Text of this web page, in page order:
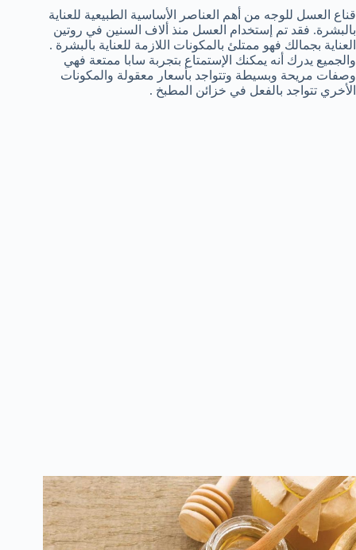
قناع العسل للوجه من أهم العناصر الأساسية الطبيعية للعناية
بالبشرة. فقد تم إستخدام العسل منذ ألاف السنين في روتين
العناية بجمالك فهو ممتلئ بالمكونات اللازمة للعناية بالبشرة .
والجميع يدرك أنه يمكنك الإستمتاع بتجربة سابا ممتعة فهي
وصفات مريحة وبسيطة وتتواجد بأسعار معقولة والمكونات
الأخري تتواجد بالفعل في خزائن المطبخ .